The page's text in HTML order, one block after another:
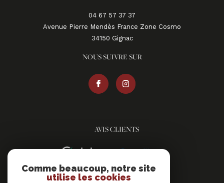
04 67 57 37 37
Avenue Pierre Mendès France Zone Cosmo
34150
gignac
NOUS SUIVRE SUR
AVIS CLIENTS
Comme beaucoup, notre site
utilise les cookies